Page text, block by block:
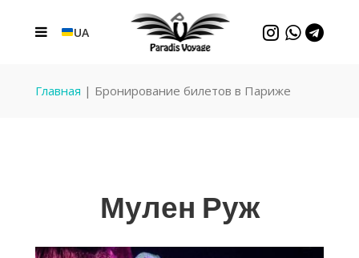
UA
Главная | Бронирование билетов в Париже
Мулен Руж